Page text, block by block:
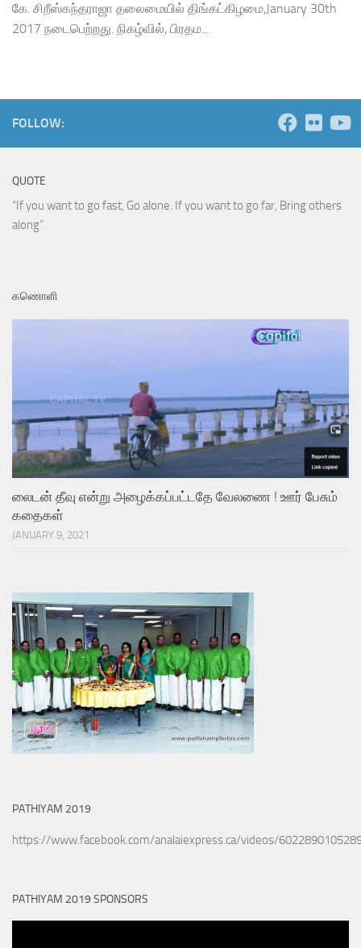
கே. சிறீஸ்கந்தராஜா தலைமையில் திங்கட்கிழமை,January 30th
2017 நடைபெற்றது. நிகழ்வில், பிரதம...
FOLLOW:
QUOTE
“If you want to go fast, Go alone. If you want to go far, Bring others
along”
கணொளி
லைடன் தீவு என்று அழைக்கப்பட்டதே வேலணை ! ஊர் பேசும்
கதைகள்
JANUARY 9, 2021
PATHIYAM 2019
https://www.facebook.com/analaiexpress.ca/videos/
PATHIYAM 2019 SPONSORS